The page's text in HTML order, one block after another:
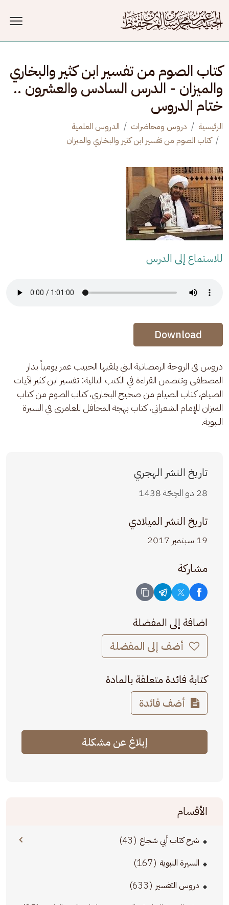
كتاب الصوم من تفسير ابن كثير والبخاري
والميزان - الدرس السادس والعشرون ..
ختام الدروس
الرئيسية دروس ومحاضرات
الدروس العلمية
كتاب الصوم من تفسير ابن كثير والبخاري والميزان
للاستماع إلى الدرس
Audio Stream
Audio Stream
Download
دروس في الروحة الرمضانية التي يلقيها الحبيب عمر يومياً بدار
المصطفى وتتضمن القراءة في الكتب التالية: تفسير ابن كثير لآيات
الصيام، كتاب الصيام من صحيح البخاري، كتاب الصوم من كتاب
الميزان للإمام الشعراني، كتاب بهجة المحافل للعامري في السيرة
النبوية.
تاريخ النشر الهجري
28 ذو الحِجّة 1438
تاريخ النشر الميلادي
19 سبتمبر 2017
مشاركة
اضافة إلى المفضلة
أضف إلى المفضلة
كتابة فائدة متعلقة بالمادة
أضف فائدة
إبلاغ عن مشكلة
الأقسام
شرح كتاب أبي شجاع (43)
السيرة النبوية (167)
دروس التفسير (633)